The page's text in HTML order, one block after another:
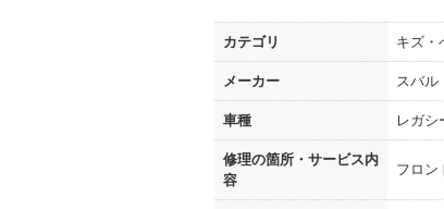
カテゴリ キズ・
メーカー スバル
車種 レガシ
修理の箇所・ サービス内
容
フロ